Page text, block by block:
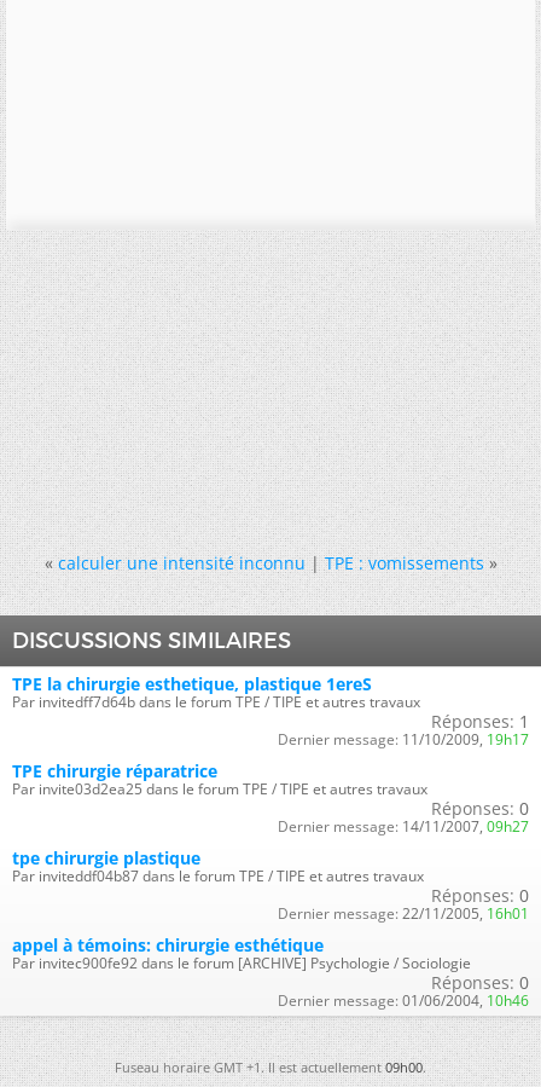
« calculer une intensité inconnu|TPE : vomissements »
DISCUSSIONS SIMILAIRES
TPE la chirurgie esthetique, plastique 1ereS
Par invitedff7d64b dans le forum TPE / TIPE et autres travaux
Réponses: 1
Dernier message: 11/10/2009, 19h17
TPE chirurgie réparatrice
Par invite03d2ea25 dans le forum TPE / TIPE et autres travaux
Réponses: 0
Dernier message: 14/11/2007, 09h27
tpe chirurgie plastique
Par inviteddf04b87 dans le forum TPE / TIPE et autres travaux
Réponses: 0
Dernier message: 22/11/2005, 16h01
appel à témoins: chirurgie esthétique
Par invitec900fe92 dans le forum [ARCHIVE] Psychologie / Sociologie
Réponses: 0
Dernier message: 01/06/2004, 10h46
Fuseau horaire GMT +1. Il est actuellement09h00.